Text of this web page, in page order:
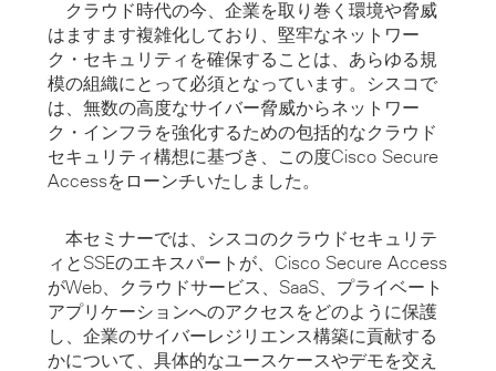
クラウド時代の今、企業を取り巻く環境や脅威
はますます複雑化しており、堅牢なネットワー
ク・セキュリティを確保することは、あらゆる規
模の組織にとって必須となっています。シスコで
は、無数の高度なサイバー脅威からネットワー
ク・インフラを強化するための包括的なクラウド
セキュリティ構想に基づき、この度Cisco Secure
Accessをローンチいたしました。
本セミナーでは、シスコのクラウドセキュリテ
ィとSSEのエキスパート が、Cisco Secure Access
がWeb、クラウドサービス、SaaS、プライベート
アプリケーションへのアクセスをどのように保護
し、企業のサイバーレジリエンス構築に貢献する
かについて、具体的なユースケースやデモを交え